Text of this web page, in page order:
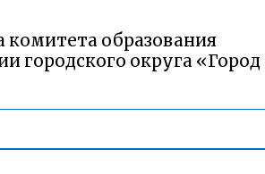
образования
городского округа